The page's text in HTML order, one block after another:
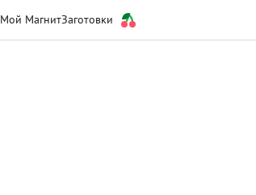
Мой МагнитЗаготовки